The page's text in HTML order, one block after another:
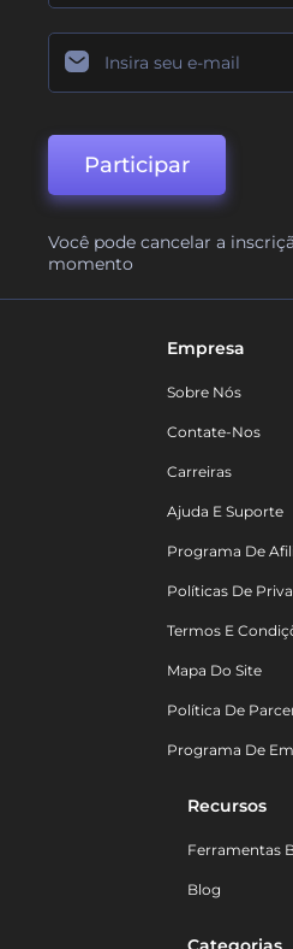
Participar
Você pode cancelar a
momento
Empresa
Sobre Nós
Contate-Nos
Carreiras
Ajuda E Suporte
Programa De
Políticas De
Termos E
Mapa Do Site
Política De
Programa De
Recursos
Ferramentas
Blog